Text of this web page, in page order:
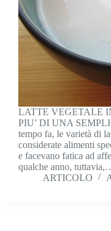
LATTE VEGETALE
PIU’ DI UNA
tempo fa, le varietà di
considerate alimenti
e facevano fatica ad
qualche anno,
ARTICOLO